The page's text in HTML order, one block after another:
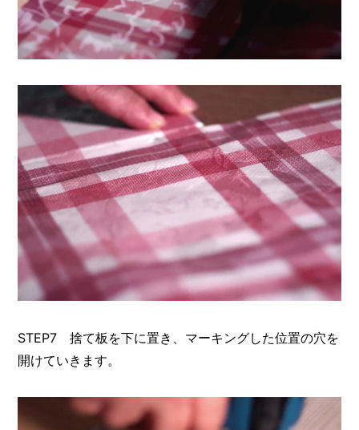
STEP7 捨て板を下に置き、マーキングした位置の穴を
開けていきます。